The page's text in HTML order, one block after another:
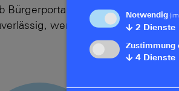
Bürgerportal, Datenaustausch,
wenn die technische
Notwendig
↓ 2 Dienste
Zustimmung
↓ 4 Dienste